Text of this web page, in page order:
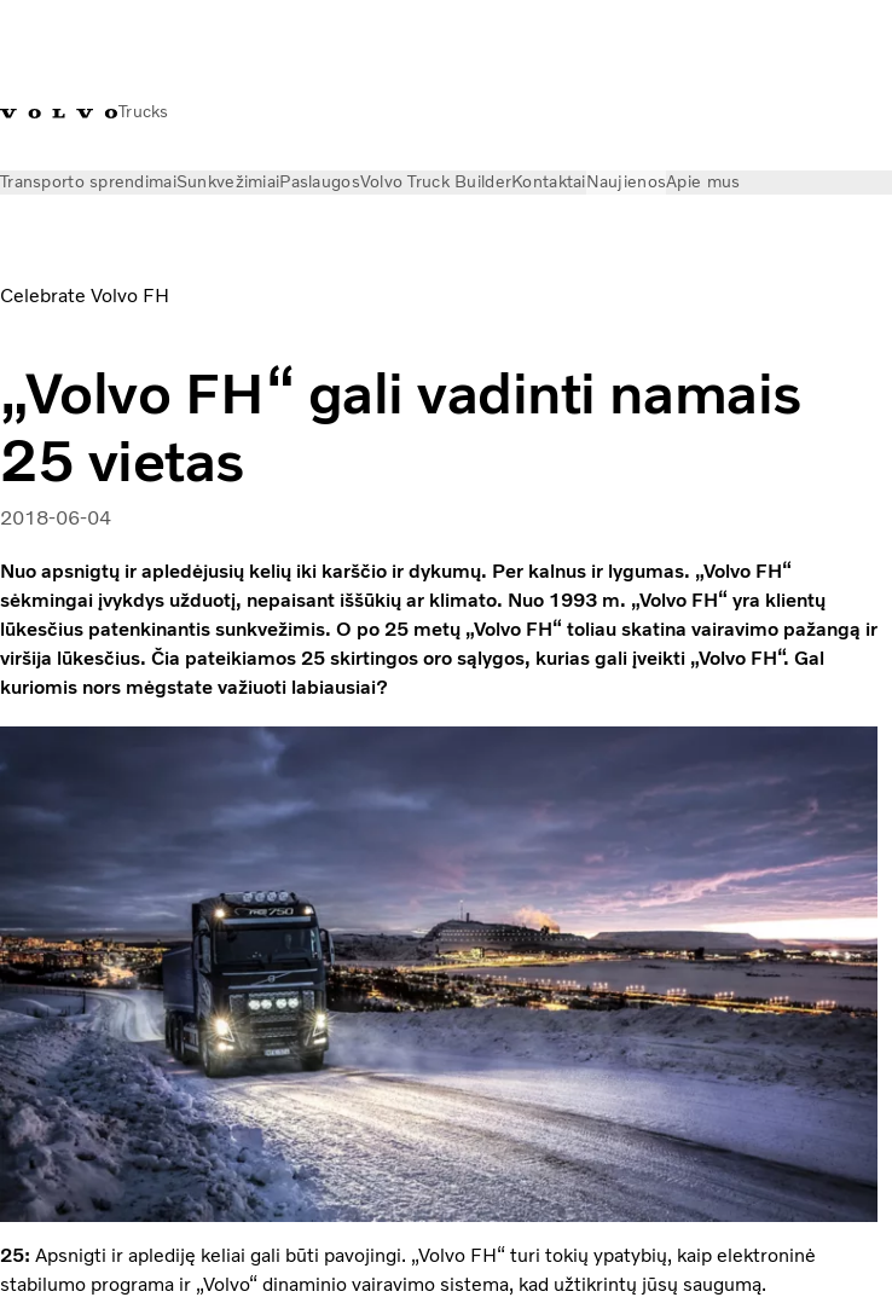
Trucks
Transporto sprendimaiSunkvežimiaiPaslaugosVolvo Truck BuilderKontaktaiNaujienosApie mus
Celebrate Volvo FH
„Volvo FH“ gali vadinti namais
25 vietas
2018-06-04
Nuo apsnigtų ir apledėjusių kelių iki karščio ir dykumų. Per kalnus ir lygumas. „Volvo FH“
sėkmingai įvykdys užduotį, nepaisant iššūkių ar klimato. Nuo 1993 m. „Volvo FH“ yra klientų
lūkesčius patenkinantis sunkvežimis. O po 25 metų „Volvo FH“ toliau skatina vairavimo pažangą ir
viršija lūkesčius. Čia pateikiamos 25 skirtingos oro sąlygos, kurias gali įveikti „Volvo FH“. Gal
kuriomis nors mėgstate važiuoti labiausiai?
25: Apsnigti ir aplediję keliai gali būti pavojingi. „Volvo FH“ turi tokių ypatybių, kaip elektroninė
stabilumo programa ir „Volvo“ dinaminio vairavimo sistema, kad užtikrintų jūsų saugumą.